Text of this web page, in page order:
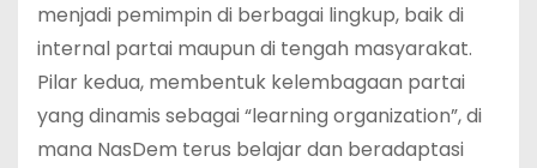
menjadi pemimpin di berbagai lingkup, baik di
internal partai maupun di tengah masyarakat.
Pilar kedua, membentuk kelembagaan partai
yang dinamis sebagai “learning organization”, di
mana NasDem terus belajar dan beradaptasi